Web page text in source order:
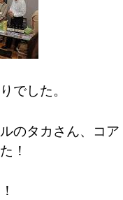
でした。
のタカさん、コア
！